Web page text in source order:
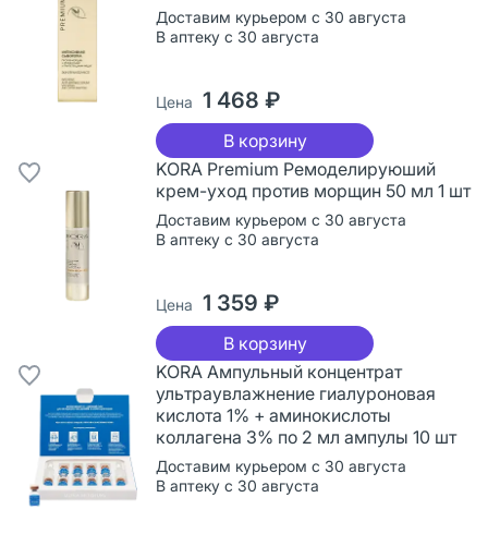
Доставим курьером с 30 августа
В аптеку с 30 августа
Цена 1 468 ₽
В корзину
KORA Premium Ремоделируюший
крем-уход против морщин 50 мл 1 шт
Доставим курьером с 30 августа
В аптеку с 30 августа
Цена 1 359 ₽
В корзину
KORA Ампульный концентрат
ультраувлажнение гиалуроновая
кислота 1% + аминокислоты
коллагена 3% по 2 мл ампулы 10 шт
Доставим курьером с 30 августа
В аптеку с 30 августа